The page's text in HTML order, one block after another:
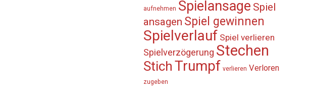
aufnehmen Spielansage Spiel
ansagen Spiel gewinnen
Spielverlauf Spiel verlieren
Spielverzögerung Stechen
Stich Trumpf verlieren Verloren
zugeben